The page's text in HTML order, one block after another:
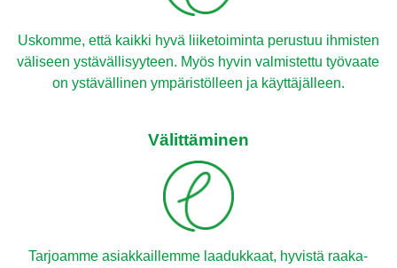
Uskomme, että kaikki hyvä liiketoiminta perustuu ihmisten
väliseen ystävällisyyteen. Myös hyvin valmistettu työvaate
on ystävällinen ympäristölleen ja käyttäjälleen.
Välittäminen
Tarjoamme asiakkaillemme laadukkaat, hyvistä raaka-